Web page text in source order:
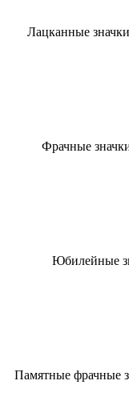
Лацканные
Фрачные
Юбилейные
Памятные фрачные